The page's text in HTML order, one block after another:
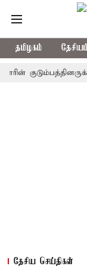
தமிழகம்
தேசிய செய்திகள்